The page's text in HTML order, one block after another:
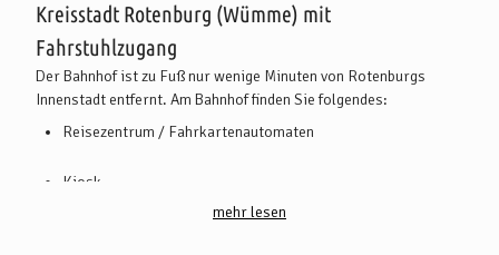
Kreisstadt Rotenburg (Wümme) mit
Fahrstuhlzugang
Der Bahnhof ist zu Fuß nur wenige Minuten von Rotenburgs
Innenstadt entfernt. Am Bahnhof finden Sie folgendes:
Reisezentrum / Fahrkartenautomaten
Kiosk
mehr lesen